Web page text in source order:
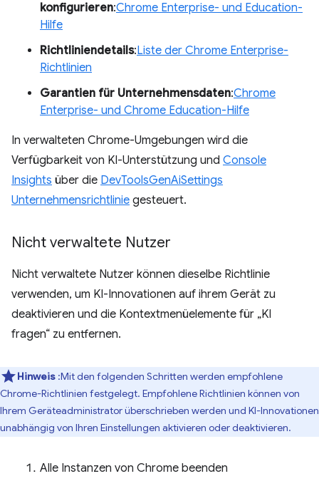
konfigurieren:Chrome Enterprise- und Education-
Hilfe
Richtliniendetails:Liste der Chrome Enterprise-
Richtlinien
Garantien für Unternehmensdaten:Chrome
Enterprise- und Chrome Education-Hilfe
In verwalteten Chrome-Umgebungen wird die
Verfügbarkeit von KI-Unterstützung und Console
Insights über die DevToolsGenAiSettings
Unternehmensrichtlinie gesteuert.
Nicht verwaltete Nutzer
Nicht verwaltete Nutzer können dieselbe Richtlinie
verwenden, um KI-Innovationen auf ihrem Gerät zu
deaktivieren und die Kontextmenüelemente für „KI
fragen“ zu entfernen.
Hinweis :Mit den folgenden Schritten werden empfohlene
Chrome-Richtlinien festgelegt. Empfohlene Richtlinien können von
Ihrem Geräteadministrator überschrieben werden und KI-Innovationen
unabhängig von Ihren Einstellungen aktivieren oder deaktivieren.
Alle Instanzen von Chrome beenden